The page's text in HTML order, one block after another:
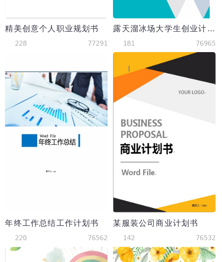
精美创意个人职业规划书
228 77291
露天溜冰场大学生创业计划书
181 76965
年终工作总结工作计划书
220 76562
某服装公司商业计划书
142 76532